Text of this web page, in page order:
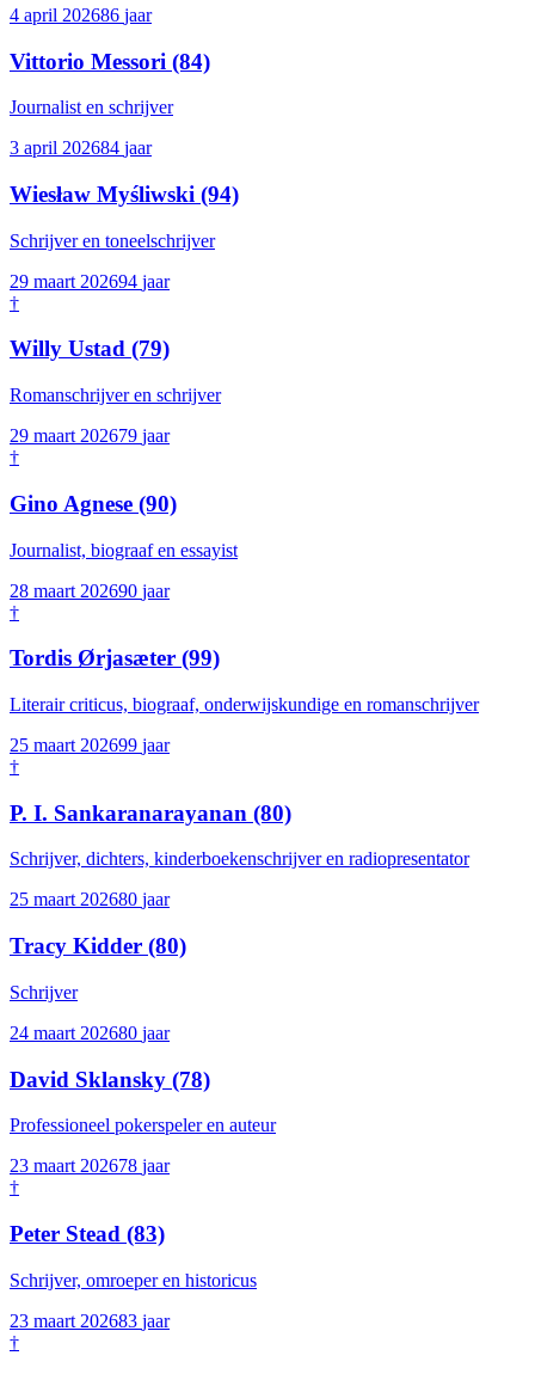
4 april 202686 jaar
Vittorio Messori (84)
Journalist en schrijver
3 april 202684 jaar
Wiesław Myśliwski (94)
Schrijver en toneelschrijver
29 maart 202694 jaar
†
Willy Ustad (79)
Romanschrijver en schrijver
29 maart 202679 jaar
†
Gino Agnese (90)
Journalist, biograaf en essayist
28 maart 202690 jaar
†
Tordis Ørjasæter (99)
Literair criticus, biograaf, onderwijskundige en romanschrijver
25 maart 202699 jaar
†
P. I. Sankaranarayanan (80)
Schrijver, dichters, kinderboekenschrijver en radiopresentator
25 maart 202680 jaar
Tracy Kidder (80)
Schrijver
24 maart 202680 jaar
David Sklansky (78)
Professioneel pokerspeler en auteur
23 maart 202678 jaar
†
Peter Stead (83)
Schrijver, omroeper en historicus
23 maart 202683 jaar
†